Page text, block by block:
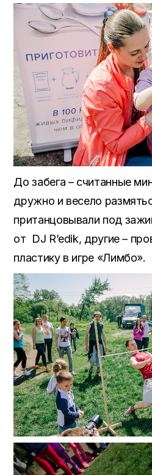
До забега – считанные
дружно и весело
пританцовывали под
от DJ R’edik, другие –
пластику в игре «Лимбо».